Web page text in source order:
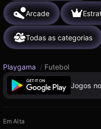
Arcade
Todas as categorias
Playgama / Futebol
Jogos
Em Alta